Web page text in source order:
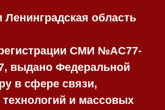
Ленинградская область
СМИ №AC77-
выдано Федеральной
в сфере связи,
и массовых